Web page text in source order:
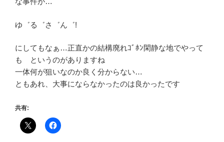
ゆ゛る゛さ゛ん゛!
にしてもなぁ…正直かの結構廃れｺﾞﾎﾝ閑静な地でやって
も というのがありますね
一体何が狙いなのか良く分からない…
ともあれ、大事にならなかったのは良かったです
共有: